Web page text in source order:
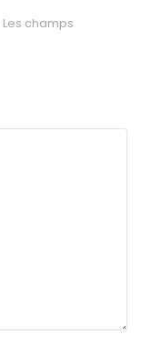
Les champs